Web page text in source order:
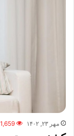
مهر ۲۳, ۱۴۰۲ 1,659